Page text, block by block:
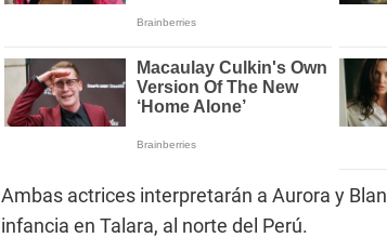
Ambas actrices interpretarán a Aurora y
infancia en Talara, al norte del Perú.